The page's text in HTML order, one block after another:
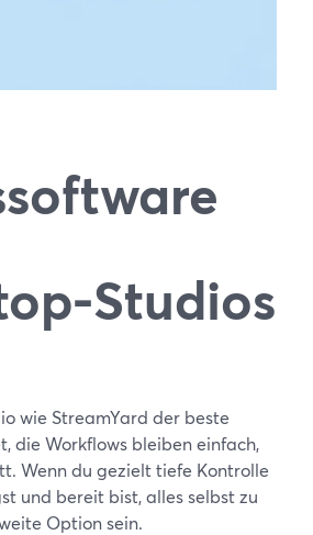
Studios
wie StreamYard der beste
die Workflows bleiben einfach,
Wenn du gezielt tiefe Kontrolle
und bereit bist, alles selbst zu
Option sein.